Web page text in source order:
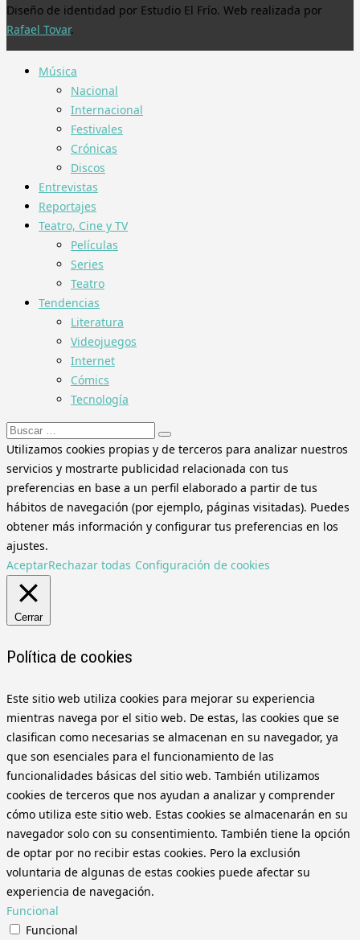
Diseño de identidad por Estudio El Frío. Web realizada por
Rafael Tovar.
Música
Nacional
Internacional
Festivales
Crónicas
Discos
Entrevistas
Reportajes
Teatro, Cine y TV
Películas
Series
Teatro
Tendencias
Literatura
Videojuegos
Internet
Cómics
Tecnología
Buscar:
Utilizamos cookies propias y de terceros para analizar nuestros
servicios y mostrarte publicidad relacionada con tus
preferencias en base a un perfil elaborado a partir de tus
hábitos de navegación (por ejemplo, páginas visitadas). Puedes
obtener más información y configurar tus preferencias en los
ajustes.
AceptarRechazar todas Configuración de cookies
Cerrar
Política de cookies
Este sitio web utiliza cookies para mejorar su experiencia
mientras navega por el sitio web. De estas, las cookies que se
clasifican como necesarias se almacenan en su navegador, ya
que son esenciales para el funcionamiento de las
funcionalidades básicas del sitio web. También utilizamos
cookies de terceros que nos ayudan a analizar y comprender
cómo utiliza este sitio web. Estas cookies se almacenarán en su
navegador solo con su consentimiento. También tiene la opción
de optar por no recibir estas cookies. Pero la exclusión
voluntaria de algunas de estas cookies puede afectar su
experiencia de navegación.
Funcional
Funcional